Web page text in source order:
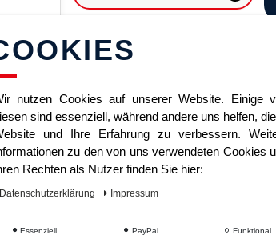
Sofort lieferbar
nutzen Cookies auf unserer Website. Einige
sind essenziell, während andere uns helfen,
und Ihre Erfahrung zu verbessern.
zu den von uns verwendeten Cookies
Rechten als Nutzer finden Sie hier:
Daten­schutz­erklärung Impressum
Essenziell PayPal Funktional